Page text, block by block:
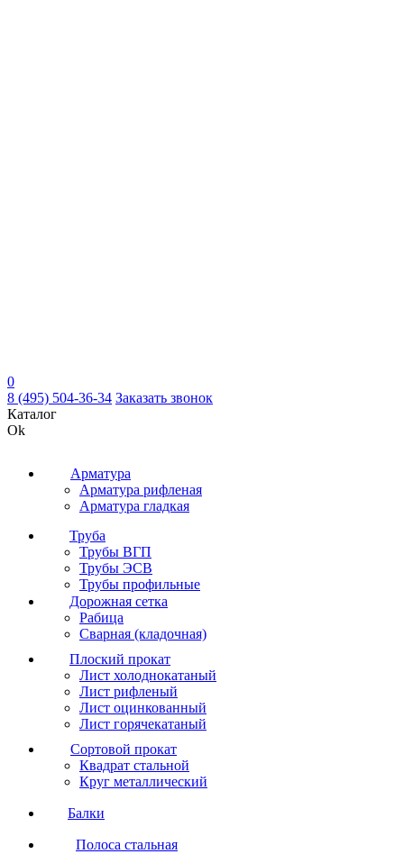
0
8 (495) 504-36-34 Заказать звонок
Каталог
Ok
Арматура
Арматура рифленая
Арматура гладкая
Труба
Трубы ВГП
Трубы ЭСВ
Трубы профильные
Дорожная сетка
Рабица
Сварная (кладочная)
Плоский прокат
Лист холоднокатаный
Лист рифленый
Лист оцинкованный
Лист горячекатаный
Сортовой прокат
Квадрат стальной
Круг металлический
Балки
Полоса стальная